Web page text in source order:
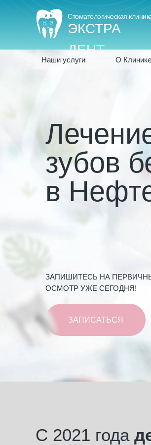
Стоматологическая
ЭКСТРА
ДЕНТ
Наши услуги О Клинике
зубов
в
ЗАПИСАТЬСЯ
ЗАПИШИТЕСЬ НА
ОСМОТР УЖЕ СЕГОДНЯ!
С 2021 года